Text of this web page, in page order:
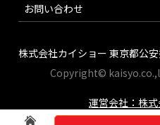
お問い合わせ
株式会社カイショー 東京都公
Copyright©
運営会社：株